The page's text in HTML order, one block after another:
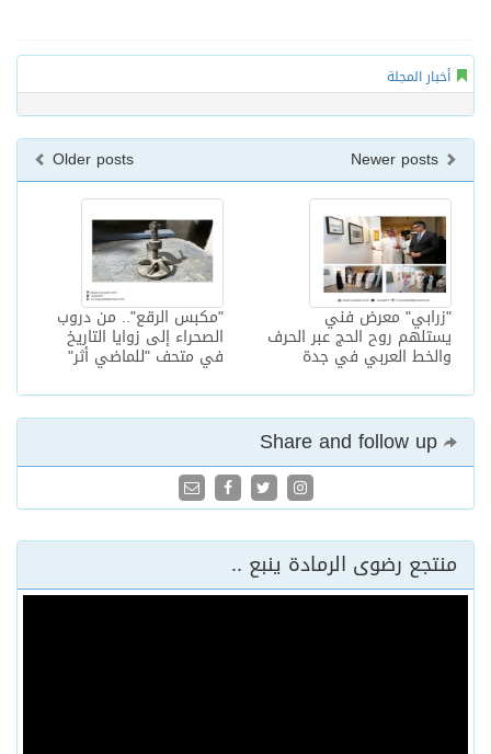
أخبار المجلة
Older posts
"مكبس الرقع".. من دروب
الصحراء إلى زوايا التاريخ
في متحف "للماضي أثر"
"زرابي" معرض فني
يستلهم روح الحج عبر الحرف
والخط العربي في جدة
منتجع رضوى الرمادة ينبع ..